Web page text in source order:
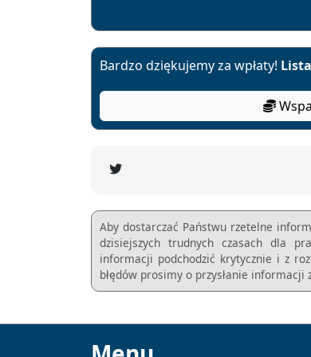
Bardzo dziękujemy za wpłaty!
Aby dostarczać Państwu rzetelne
dzisiejszych trudnych czasach dla
informacji podchodzić krytycznie i z
błędów prosimy o przysłanie